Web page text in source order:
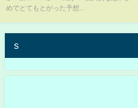
めでとてもとがった予想...
s